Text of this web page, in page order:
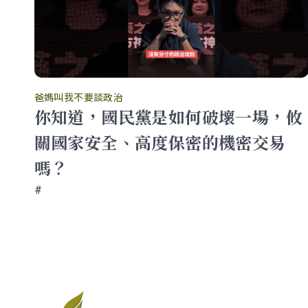
爸媽叫我不要談政治
你知道，國民黨是如何破壞一場，攸
關國家安全、高度保密的機密交易
嗎？
#